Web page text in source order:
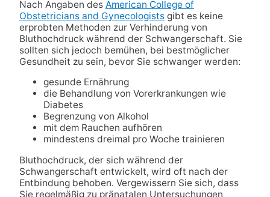
Nach Angaben des American College of
Obstetricians and Gynecologistsgibt es keine
erprobten Methoden zur Verhinderung von
Bluthochdruck während der Schwangerschaft. Sie
sollten sich jedoch bemühen, bei bestmöglicher
Gesundheit zu sein, bevor Sie schwanger werden:
gesunde Ernährung
die Behandlung von Vorerkrankungen wie
Diabetes
Begrenzung von Alkohol
mit dem Rauchen aufhören
mindestens dreimal pro Woche trainieren
Bluthochdruck, der sich während der
Schwangerschaft entwickelt, wird oft nach der
Entbindung behoben. Vergewissern Sie sich, dass
Sie regelmäßig zu pränatalen Untersuchungen